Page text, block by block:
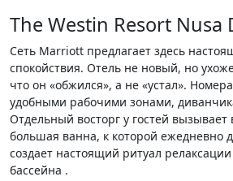
The Westin Resort Nusa
Сеть Marriott предлагает здесь
спокойствия. Отель не новый, но
что он «обжился», а не «устал».
удобными рабочими зонами,
Отдельный восторг у гостей вызывает
большая ванна, к которой ежедневно
создает настоящий ритуал
бассейна .